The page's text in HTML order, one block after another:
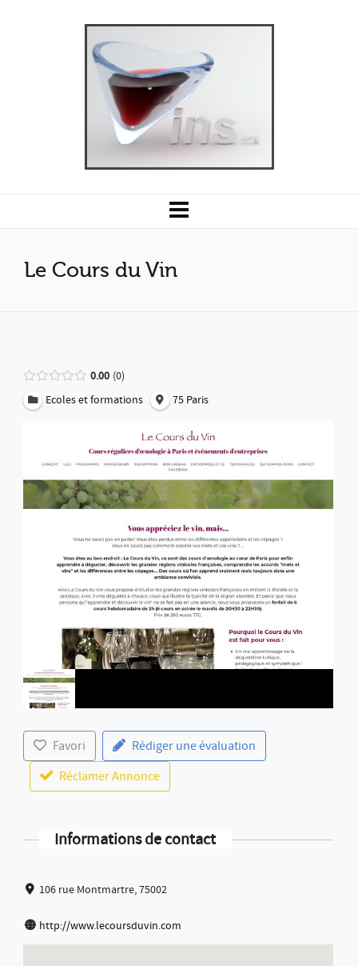
Le Cours du Vin
0.00 0
Ecoles et formations
75 Paris
Favori
Rédiger une évaluation
Réclamer Annonce
Informations de contact
106 rue Montmartre, 75002
http://www.lecoursduvin.com